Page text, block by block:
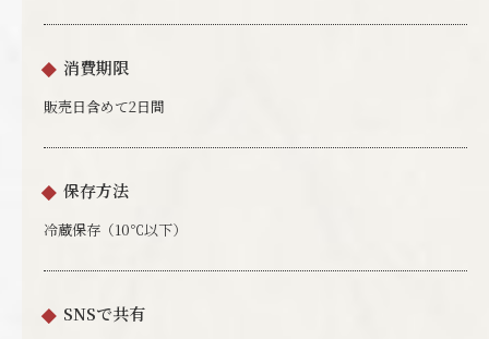
消費期限
販売日含めて2日間
保存方法
冷蔵保存（10℃以下）
SNSで共有